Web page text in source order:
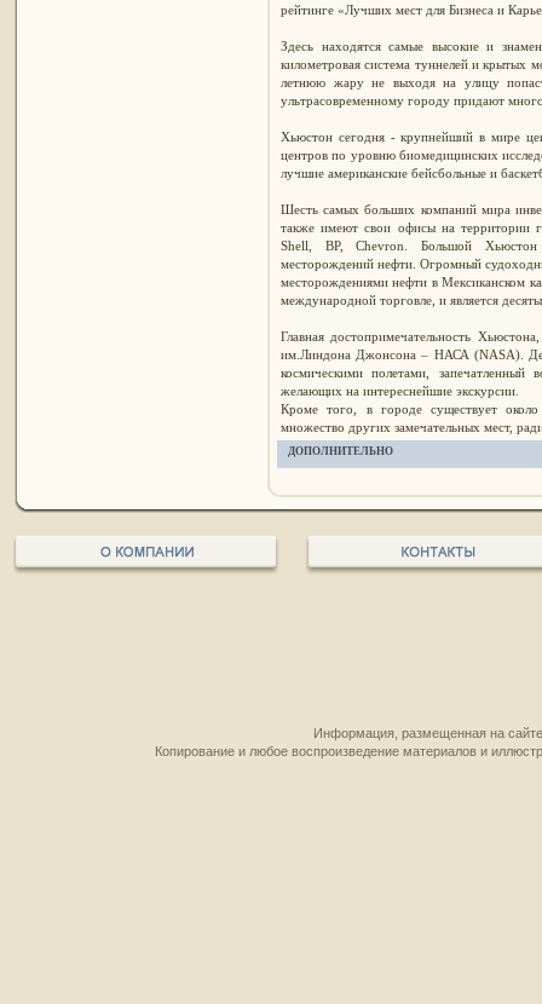
рейтинге «Лучших мест для Бизнеса и
Здесь находятся cамые высокие и
километровая система туннелей и крытых
летнюю жару не выходя на улицу
ультрасовременному городу придают
Хьюстон сегодня - крупнейший в мире
центров по уровню биомедицинских
лучшие американские бейсбольные и
Шесть самых больших компаний мира
также имеют свои офисы на территории
Shell, BP, Chevron. Большой Хьюстон
месторождений нефти. Огромный
месторождениями нефти в Мексиканском
международной торговле, и является
Главная достопримечательность
им.Линдона Джонсона – НАСА (NASA).
космическими полетами, запечатленный
желающих на интереснейшие экскурсии.
Кроме того, в городе существует
множество других замечательных мест,
ДОПОЛНИТЕЛЬНО
Информация, размещенная на
Копирование и любое воспроизведение материалов и